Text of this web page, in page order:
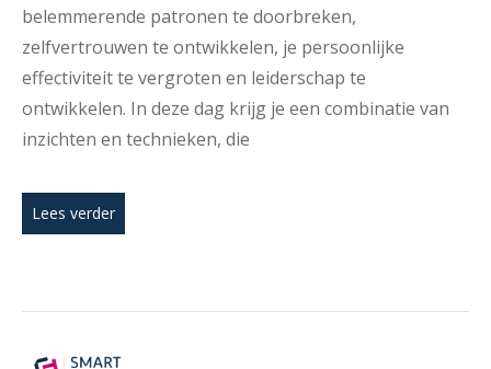
belemmerende patronen te doorbreken,
zelfvertrouwen te ontwikkelen, je persoonlijke
effectiviteit te vergroten en leiderschap te
ontwikkelen. In deze dag krijg je een combinatie van
inzichten en technieken, die
Lees verder